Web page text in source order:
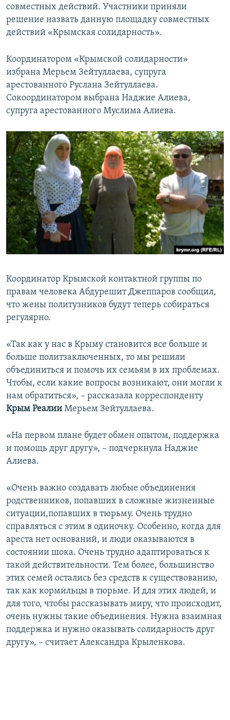
совместных действий. Участники приняли
решение назвать данную площадку совместных
действий «Крымская солидарность».
Координатором «Крымской солидарности»
избрана Мерьем Зейтуллаева, супруга
арестованного Руслана Зейтуллаева.
Сокоординатором выбрана Наджие Алиева,
супруга арестованного Муслима Алиева.
Координатор Крымской контактной группы по
правам человека Абдурешит Джеппаров сообщил,
что жены политузников будут теперь собираться
регулярно.
«Так как у нас в Крыму становится все больше и
больше политзаключенных, то мы решили
объединиться и помочь их семьям в их проблемах.
Чтобы, если какие вопросы возникают, они могли к
нам обратиться», – рассказала корреспонденту
Крым Реалии Мерьем Зейтуллаева.
«На первом плане будет обмен опытом, поддержка
и помощь друг другу», – подчеркнула Наджие
Алиева.
«Очень важно создавать любые объединения
родственников, попавших в сложные жизненные
ситуации,попавших в тюрьму. Очень трудно
справляться с этим в одиночку. Особенно, когда для
ареста нет оснований, и люди оказываются в
состоянии шока. Очень трудно адаптироваться к
такой действительности. Тем более, большинство
этих семей остались без средств к существованию,
так как кормильцы в тюрьме. И для этих людей, и
для того, чтобы рассказывать миру, что происходит,
очень нужны такие объединения. Нужна взаимная
поддержка и нужно оказывать солидарность друг
другу», – считает Александра Крыленкова.